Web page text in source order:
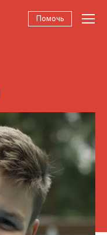
Помочь